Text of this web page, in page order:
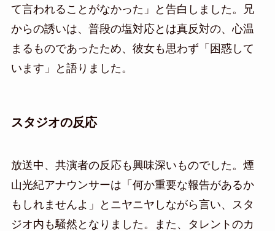
て言われることがなかった」と告白しました。兄
からの誘いは、普段の塩対応とは真反対の、心温
まるものであったため、彼女も思わず「困惑して
います」と語りました。
スタジオの反応
放送中、共演者の反応も興味深いものでした。煙
山光紀アナウンサーは「何か重要な報告があるか
もしれませんよ」とニヤニヤしながら言い、スタ
ジオ内も騒然となりました。また、タレントのカ